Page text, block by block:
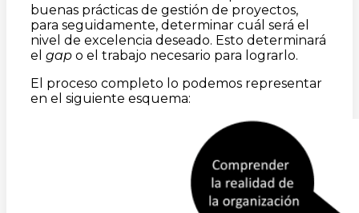
buenas prácticas de gestión de proyectos,
para seguidamente, determinar cuál será el
nivel de excelencia deseado. Esto determinará
el gap o el trabajo necesario para lograrlo.
El proceso completo lo podemos representar
en el siguiente esquema: